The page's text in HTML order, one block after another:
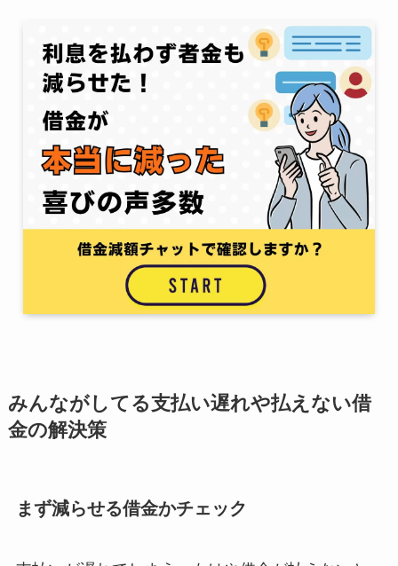
みんながしてる支払い遅れや払えない借
金の解決策
まず減らせる借金かチェック